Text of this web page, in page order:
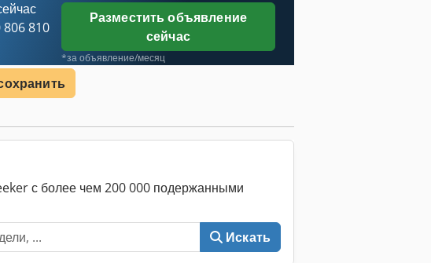
806 810
Разместить объявление
сейчас
*за объявление/месяц
с более чем 200 000 подержанными
Искать